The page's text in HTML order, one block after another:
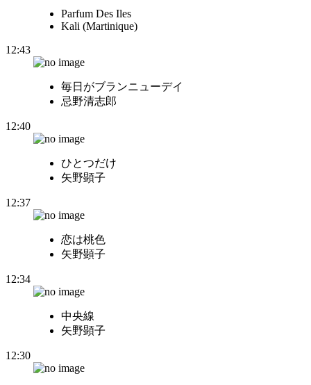
Parfum Des Iles
Kali (Martinique)
12:43
毎日がブランニューデイ
忌野清志郎
12:40
ひとつだけ
矢野顕子
12:37
恋は桃色
矢野顕子
12:34
中央線
矢野顕子
12:30